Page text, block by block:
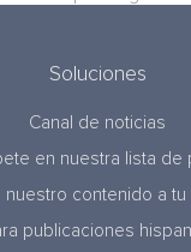
Soluciones
Canal de noticias
en nuestra lista de
nuestro contenido a tu
publicaciones